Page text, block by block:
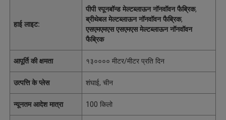
हाई लाइट:
पीपी स्पूनबॉन्ड मेल्टब्लाऊन नॉनवॉवन फैब्रिक,
ब्रीथेबल मेल्टब्लाऊन नॉनवॉवन फैब्रिक,
एसएमएमएस एसएमएस मेल्टब्लाऊन नॉनवॉवन
फैब्रिक
आपूर्ति की क्षमता १३०००० मीटर/मीटर प्रति दिन
उत्पत्ति के प्लेस शंघाई, चीन
न्यूनतम आदेश मात्रा 100 किलो